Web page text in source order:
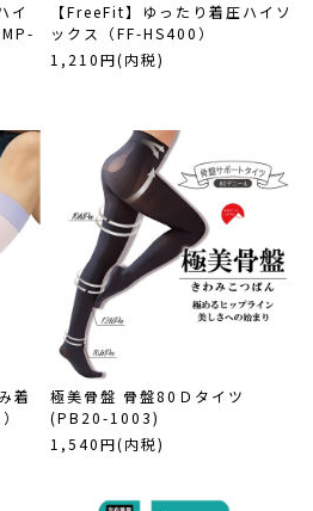
イ
【FreeFit】ゆったり着圧ハイソ
ックス（FF-HS400）
1,210円(内税)
着
極美骨盤 骨盤80Ｄタイツ
(PB20-1003)
1,540円(内税)